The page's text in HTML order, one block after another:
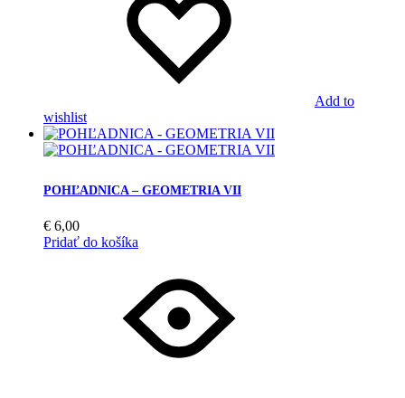
Add to
wishlist
POHĽADNICA – GEOMETRIA VII
€ 6,00
Pridať do košíka